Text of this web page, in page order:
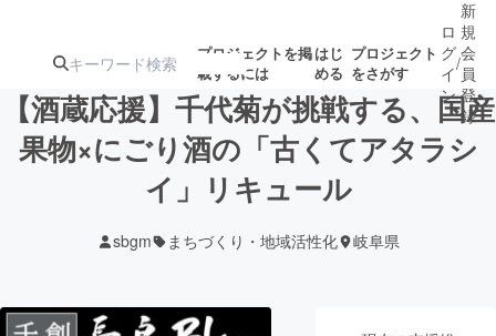
プロジェクトを掲
載するには
はじ
める
プロジェクト
をさがす
注目のリ 注目の新着プロ 募集終了が近いプ
ロ
グ
イ
ン
/
新
規
会
員
登
録
【酒蔵応援】千代菊が挑戦する、国産
果物×にごり酒の「古くてアタラシ
イ」リキュール
sbgm まちづくり・地域活性化 岐阜県